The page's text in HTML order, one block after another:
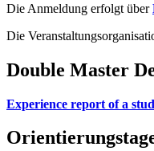
Die Anmeldung erfolgt über
Die
Double Master
Experience report of a